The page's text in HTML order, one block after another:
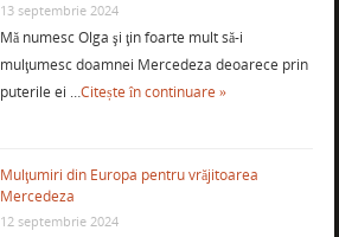
13 septembrie 2024
Mă numesc Olga şi ţin foarte mult să-i
mulţumesc doamnei Mercedeza deoarece prin
puterile ei …Citește în continuare »
Mulţumiri din Europa pentru vrăjitoarea
Mercedeza
12 septembrie 2024